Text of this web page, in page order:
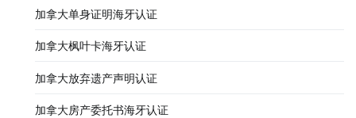
加拿大单身证明海牙认证
加拿大枫叶卡海牙认证
加拿大放弃遗产声明认证
加拿大房产委托书海牙认证